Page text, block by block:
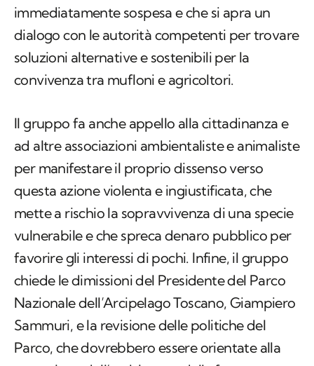
immediatamente sospesa e che si apra un
dialogo con le autorità competenti per trovare
soluzioni alternative e sostenibili per la
convivenza tra mufloni e agricoltori.
Il gruppo fa anche appello alla cittadinanza e
ad altre associazioni ambientaliste e animaliste
per manifestare il proprio dissenso verso
questa azione violenta e ingiustificata, che
mette a rischio la sopravvivenza di una specie
vulnerabile e che spreca denaro pubblico per
favorire gli interessi di pochi. Infine, il gruppo
chiede le dimissioni del Presidente del Parco
Nazionale dell’Arcipelago Toscano, Giampiero
Sammuri, e la revisione delle politiche del
Parco, che dovrebbero essere orientate alla